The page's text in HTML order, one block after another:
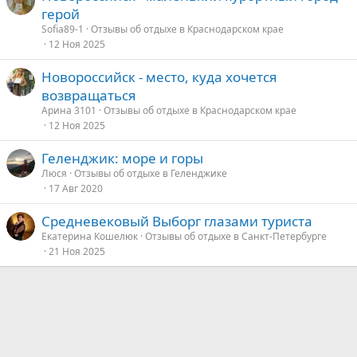
герой
Sofia89-1
Отзывы об отдыхе в Краснодарском крае
12 Ноя 2025
Новороссийск - место, куда хочется
возвращаться
Арина 3101
Отзывы об отдыхе в Краснодарском крае
12 Ноя 2025
Геленджик: море и горы
Люся Отзывы об отдыхе в Геленджике
17 Авг 2020
Средневековый Выборг глазами туриста
Екатерина Кошелюк Отзывы об отдыхе в Санкт-Петербурге
21 Ноя 2025